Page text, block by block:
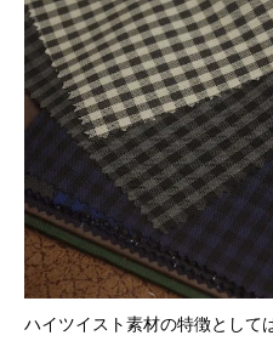
ハイツイスト素材の特徴として